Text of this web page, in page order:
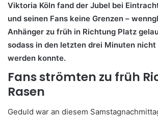
Viktoria Köln fand der Jubel bei
und seinen Fans keine Grenzen –
Anhänger zu früh in Richtung Platz
sodass in den letzten drei Minuten
werden konnte.
Fans strömten zu früh
Rasen
Geduld war an diesem